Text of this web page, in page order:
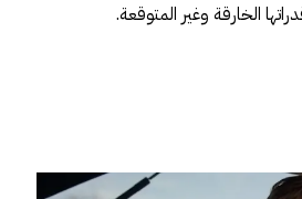
الخارقة وغير المتوقعة.